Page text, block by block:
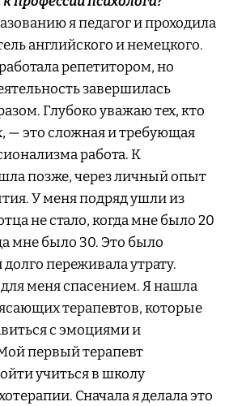
я педагог и проходила
английского и немецкого.
репетитором, но
завершилась
Глубоко уважаю тех, кто
— это сложная и требующая
работа. К
позже, через личный опыт
У меня подряд ушли из
не стало, когда мне было 20
мне было 30. Это было
переживала утрату.
меня спасением. Я нашла
терапевтов, которые
с эмоциями и
первый терапевт
учиться в школу
Сначала я делала это